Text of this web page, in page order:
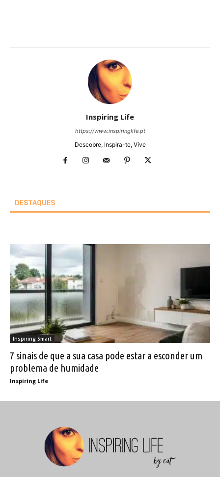
Inspiring Life
https://www.inspiringlife.pt
Descobre, Inspira-te, Vive
DESTAQUES
Inspiring Smart
7 sinais de que a sua casa pode estar a esconder um
problema de humidade
Inspiring Life